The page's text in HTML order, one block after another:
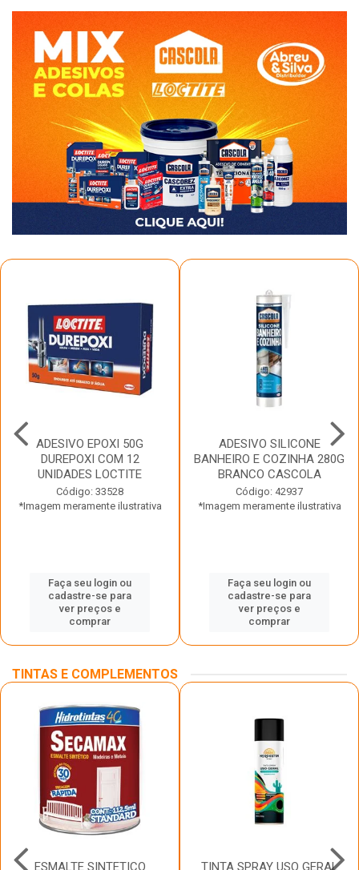
ADESIVO EPOXI 50G
DUREPOXI COM 12
UNIDADES LOCTITE
Código: 33528
*Imagem meramente ilustrativa
Faça seu login ou
cadastre-se para
ver preços e
comprar
ADESIVO SILICONE
BANHEIRO E COZINHA 280G
BRANCO CASCOLA
Código: 42937
*Imagem meramente ilustrativa
Faça seu login ou
cadastre-se para
ver preços e
comprar
TINTAS E COMPLEMENTOS
ESMALTE SINTETICO TINTA SPRAY USO GERAL